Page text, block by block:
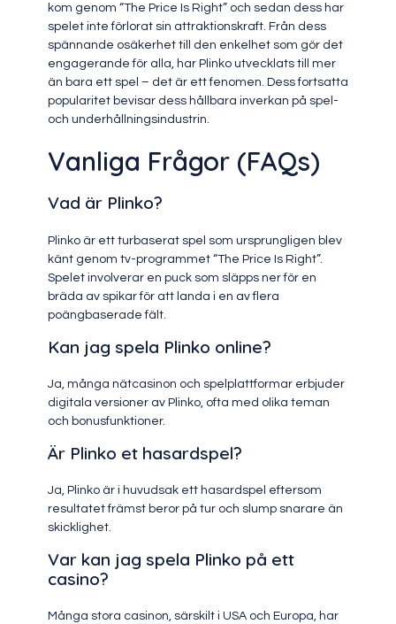
kom genom “The Price Is Right” och sedan dess har
spelet inte förlorat sin attraktionskraft. Från dess
spännande osäkerhet till den enkelhet som gör det
engagerande för alla, har Plinko utvecklats till mer
än bara ett spel – det är ett fenomen. Dess fortsatta
popularitet bevisar dess hållbara inverkan på spel-
och underhållningsindustrin.
Vanliga Frågor (FAQs)
Vad är Plinko?
Plinko är ett turbaserat spel som ursprungligen blev
känt genom tv-programmet “The Price Is Right”.
Spelet involverar en puck som släpps ner för en
bräda av spikar för att landa i en av flera
poängbaserade fält.
Kan jag spela Plinko online?
Ja, många nätcasinon och spelplattformar erbjuder
digitala versioner av Plinko, ofta med olika teman
och bonusfunktioner.
Är Plinko et hasardspel?
Ja, Plinko är i huvudsak ett hasardspel eftersom
resultatet främst beror på tur och slump snarare än
skicklighet.
Var kan jag spela Plinko på ett
casino?
Många stora casinon, särskilt i USA och Europa, har